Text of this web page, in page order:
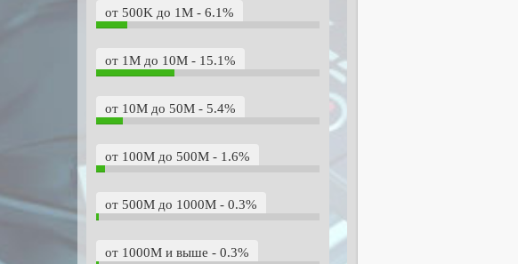
от 500K до 1M - 6.1%
от 1M до 10M - 15.1%
от 10M до 50M - 5.4%
от 100M до 500M - 1.6%
от 500M до 1000M - 0.3%
от 1000M и выше - 0.3%